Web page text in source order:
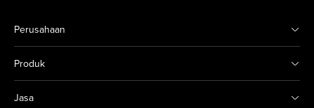
Perusahaan
Produk
Jasa